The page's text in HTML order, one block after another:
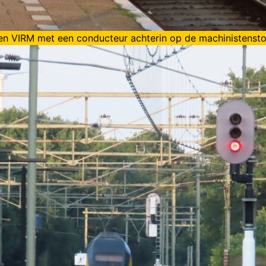
VIRM met een conducteur achterin op de